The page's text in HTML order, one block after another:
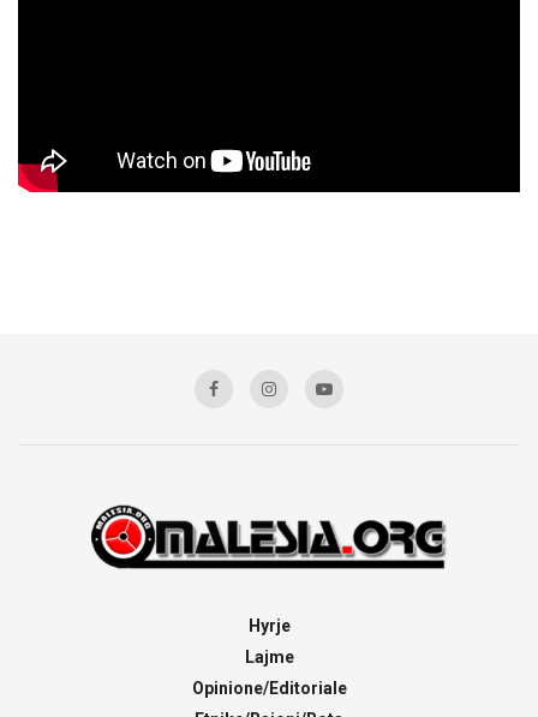
Hyrje
Lajme
Opinione/Editoriale